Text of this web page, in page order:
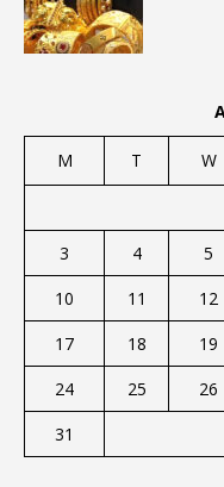
M T W
3
4 5
10
11 12
17
18 19
24
25 26
31